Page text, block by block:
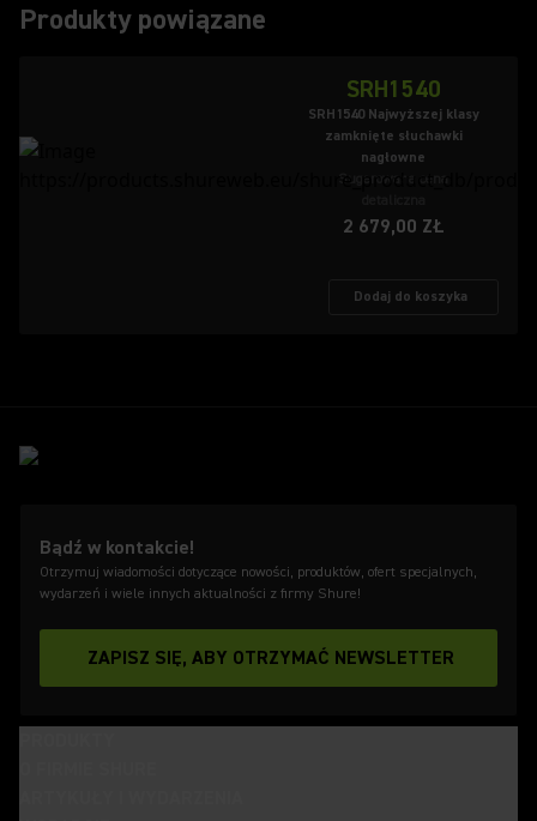
Produkty powiązane
SRH1540
SRH1540 Najwyższej klasy
zamknięte słuchawki
nagłowne
Sugerowana cena
2 679,00 ZŁ
Dodaj do koszyka
Bądź w kontakcie!
Otrzymuj wiadomości dotyczące nowości, produktów, ofert specjalnych,
wydarzeń i wiele innych aktualności z firmy Shure!
ZAPISZ SIĘ, ABY OTRZYMAĆ NEWSLETTER